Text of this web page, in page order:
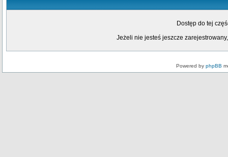
Dostęp do tej
Jeżeli nie jesteś jeszcze
Powered by phpBB